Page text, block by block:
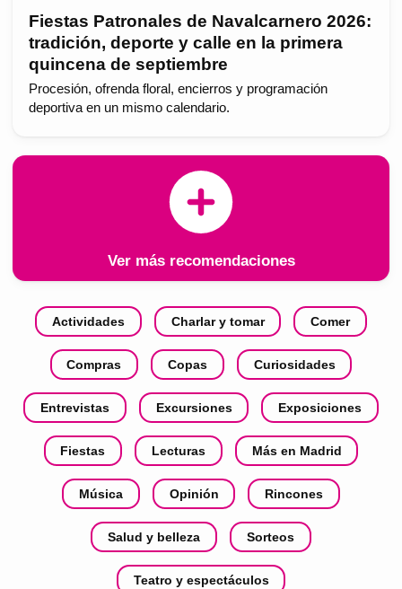
Fiestas Patronales de Navalcarnero 2026:
tradición, deporte y calle en la primera
quincena de septiembre
Procesión, ofrenda floral, encierros y programación
deportiva en un mismo calendario.
Ver más recomendaciones
Actividades Charlar y tomar Comer
Compras Copas Curiosidades
Entrevistas Excursiones Exposiciones
Fiestas Lecturas Más en Madrid
Música Opinión Rincones
Salud y belleza Sorteos
Teatro y espectáculos